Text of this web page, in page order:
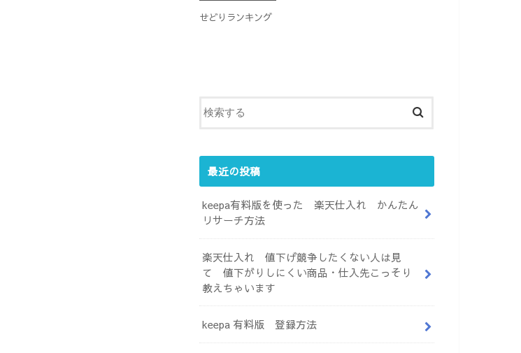
せどりランキング
最近の投稿
keepa有料版を使った 楽天仕入れ かんたん
リサーチ方法
楽天仕入れ 値下げ競争したくない人は見
て 値下がりしにくい商品・仕入先こっそり
教えちゃいます
keepa 有料版 登録方法